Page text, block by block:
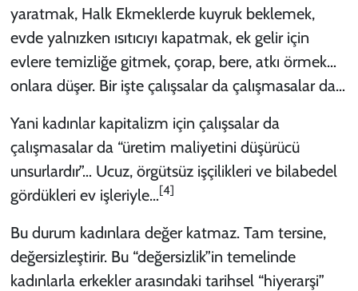
yaratmak, Halk Ekmeklerde kuyruk beklemek,
evde yalnızken ısıtıcıyı kapatmak, ek gelir için
evlere temizliğe gitmek, çorap, bere, atkı örmek…
onlara düşer. Bir işte çalışsalar da çalışmasalar da…
Yani kadınlar kapitalizm için çalışsalar da
çalışmasalar da “üretim maliyetini düşürücü
unsurlardır”… Ucuz, örgütsüz işçilikleri ve bilabedel
gördükleri ev işleriyle…[4]
Bu durum kadınlara değer katmaz. Tam tersine,
değersizleştirir. Bu “değersizlik”in temelinde
kadınlarla erkekler arasındaki tarihsel “hiyerarşi”